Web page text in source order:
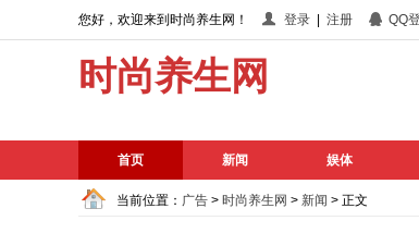
您好，欢迎来到时尚养生网！ 登录 注册 QQ
时尚养生网
首页 新闻 娱体
当前位置： 广告 > 时尚养生网 > 新闻 > 正文